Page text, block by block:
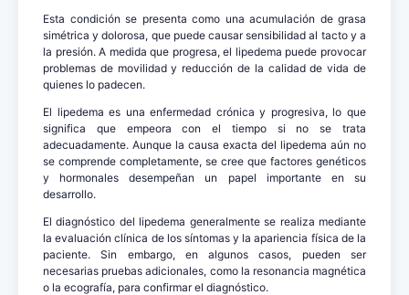
Esta condición se presenta como una acumulación de grasa
simétrica y dolorosa, que puede causar sensibilidad al tacto y a
la presión. A medida que progresa, el lipedema puede provocar
problemas de movilidad y reducción de la calidad de vida de
quienes lo padecen.
El lipedema es una enfermedad crónica y progresiva, lo que
significa que empeora con el tiempo si no se trata
adecuadamente. Aunque la causa exacta del lipedema aún no
se comprende completamente, se cree que factores genéticos
y hormonales desempeñan un papel importante en su
desarrollo.
El diagnóstico del lipedema generalmente se realiza mediante
la evaluación clínica de los síntomas y la apariencia física de la
paciente. Sin embargo, en algunos casos, pueden ser
necesarias pruebas adicionales, como la resonancia magnética
o la ecografía, para confirmar el diagnóstico.